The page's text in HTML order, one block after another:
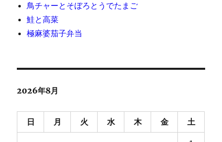
鳥チャーとそぼろとうでたまご
鮭と高菜
極麻婆茄子弁当
2026年8月
日 月 火 水 木 金 土